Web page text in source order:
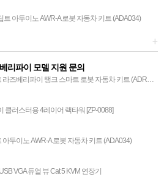
트 아두이노 AWR-A 로봇 자동차 키트 (ADA034)
+
리파이 모델 지원 문의
즈베리파이 탱크 스마트 로봇 자동차 키트 (ADR013)
클러스터용 4레이어 랙타워 [ZP-0088]
아두이노 AWR-A 로봇 자동차 키트 (ADA034)
VGA 듀얼 뷰 Cat 5 KVM 연장기